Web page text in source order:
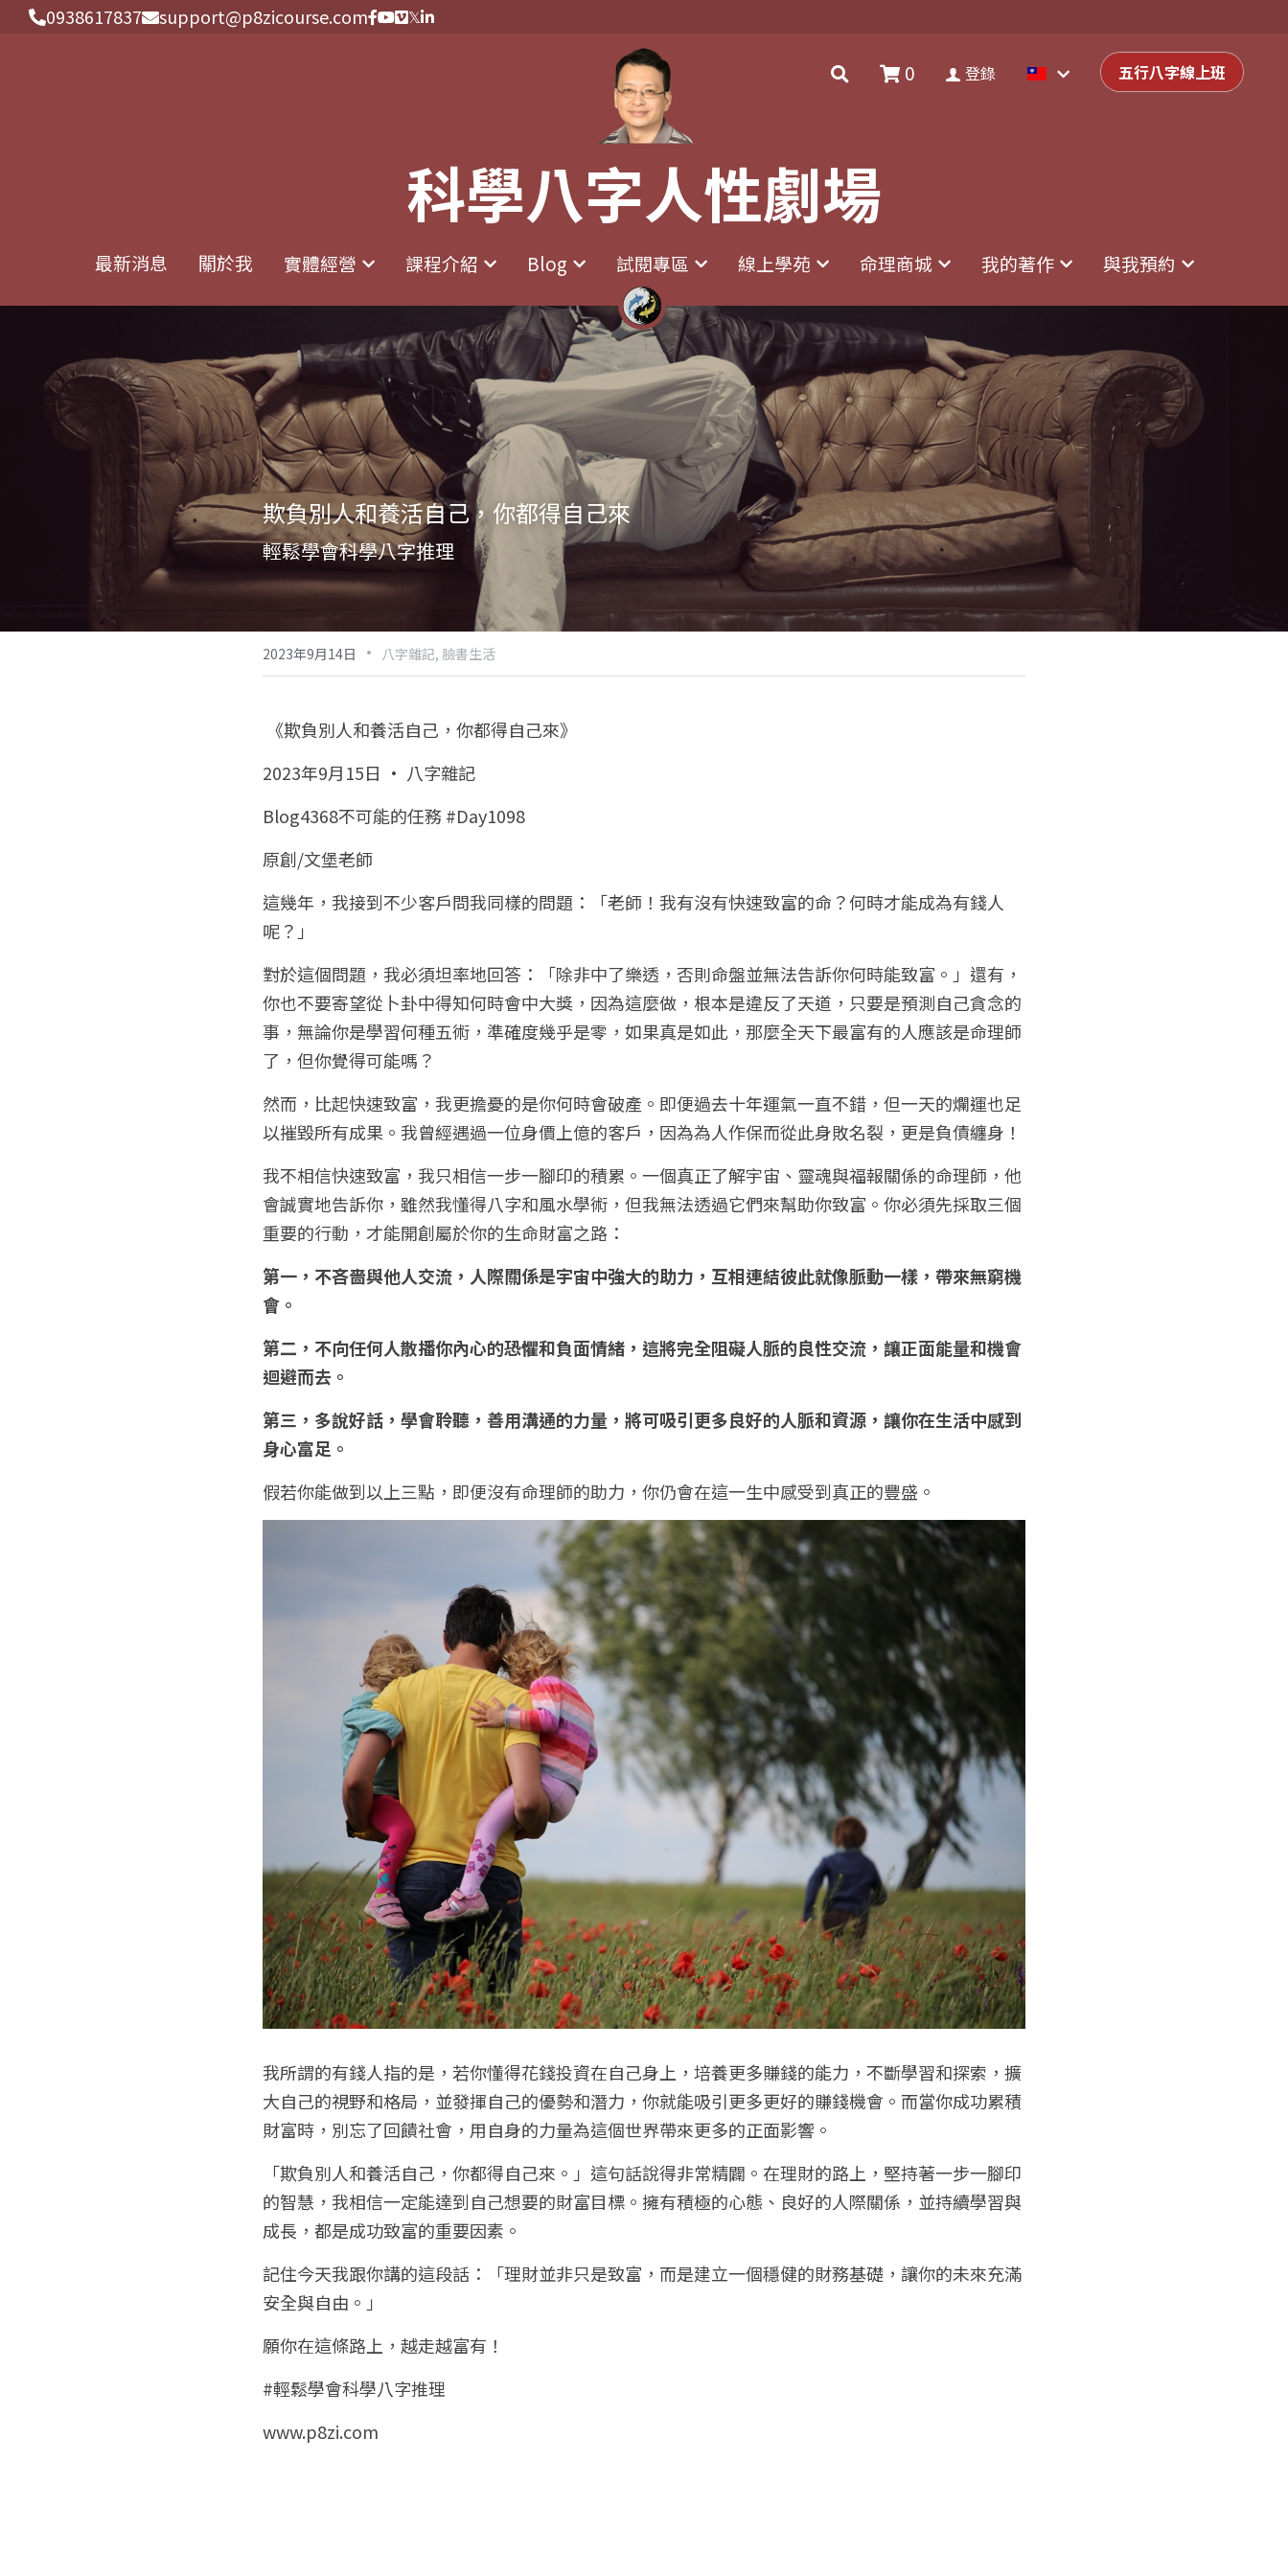
0938617837 support@p8zicourse.com
科學八字人性劇場
最新消息 關於我 實體經營 課程介紹 Blog 試閱專區 線上學苑 命理商城 我的著作 與我預約
0 登錄 五行八字線上班
0938617837 support@p8zicourse.com
科學八字人性劇場
最新消息 關於我 實體經營 課程介紹 Blog 試閱專區 線上學苑 命理商城 我的著作 與我預約
0 登錄 五行八字線上班
欺負別人和養活自己，你都得自己來
輕鬆學會科學八字推理
2023年9月14日 · 八字雜記, 臉書生活
《欺負別人和養活自己，你都得自己來》
2023年9月15日 · 八字雜記
Blog4368不可能的任務 #Day1098
原創/文堡老師
這幾年，我接到不少客戶問我同樣的問題：「老師！我有沒有快速致富的命？何時才能成為有錢人
呢？」
對於這個問題，我必須坦率地回答：「除非中了樂透，否則命盤並無法告訴你何時能致富。」還有，
你也不要寄望從卜卦中得知何時會中大獎，因為這麼做，根本是違反了天道，只要是預測自己貪念的
事，無論你是學習何種五術，準確度幾乎是零，如果真是如此，那麼全天下最富有的人應該是命理師
了，但你覺得可能嗎？
然而，比起快速致富，我更擔憂的是你何時會破產。即便過去十年運氣一直不錯，但一天的爛運也足
以摧毀所有成果。我曾經遇過一位身價上億的客戶，因為為人作保而從此身敗名裂，更是負債纏身！
我不相信快速致富，我只相信一步一腳印的積累。一個真正了解宇宙、靈魂與福報關係的命理師，他
會誠實地告訴你，雖然我懂得八字和風水學術，但我無法透過它們來幫助你致富。你必須先採取三個
重要的行動，才能開創屬於你的生命財富之路：
第一，不吝嗇與他人交流，人際關係是宇宙中強大的助力，互相連結彼此就像脈動一樣，帶來無窮機
會。
第二，不向任何人散播你內心的恐懼和負面情緒，這將完全阻礙人脈的良性交流，讓正面能量和機會
迴避而去。
第三，多說好話，學會聆聽，善用溝通的力量，將可吸引更多良好的人脈和資源，讓你在生活中感到
身心富足。
假若你能做到以上三點，即便沒有命理師的助力，你仍會在這一生中感受到真正的豐盛。
我所謂的有錢人指的是，若你懂得花錢投資在自己身上，培養更多賺錢的能力，不斷學習和探索，擴
大自己的視野和格局，並發揮自己的優勢和潛力，你就能吸引更多更好的賺錢機會。而當你成功累積
財富時，別忘了回饋社會，用自身的力量為這個世界帶來更多的正面影響。
「欺負別人和養活自己，你都得自己來。」這句話說得非常精闢。在理財的路上，堅持著一步一腳印
的智慧，我相信一定能達到自己想要的財富目標。擁有積極的心態、良好的人際關係，並持續學習與
成長，都是成功致富的重要因素。
記住今天我跟你講的這段話：「理財並非只是致富，而是建立一個穩健的財務基礎，讓你的未來充滿
安全與自由。」
願你在這條路上，越走越富有！
#輕鬆學會科學八字推理
www.p8zi.com